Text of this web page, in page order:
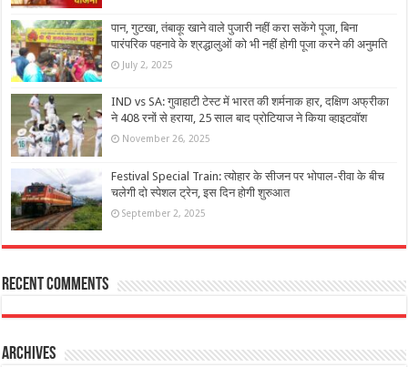
पान, गुटखा, तंबाकू खाने वाले पुजारी नहीं करा सकेंगे पूजा, बिना
पारंपरिक पहनावे के श्रद्धालुओं को भी नहीं होगी पूजा करने की अनुमति
July 2, 2025
IND vs SA: गुवाहाटी टेस्ट में भारत की शर्मनाक हार, दक्षिण अफ्रीका
ने 408 रनों से हराया, 25 साल बाद प्रोटियाज ने किया व्हाइटवॉश
November 26, 2025
Festival Special Train: त्योहार के सीजन पर भोपाल-रीवा के बीच
चलेगी दो स्पेशल ट्रेन, इस दिन होगी शुरुआत
September 2, 2025
Recent Comments
Archives